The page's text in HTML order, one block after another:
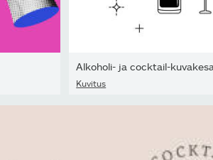
Alkoholi- ja cocktail-
Kuvitus